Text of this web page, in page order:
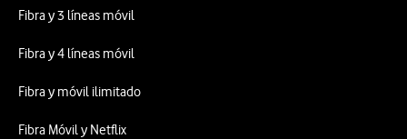
Fibra y 3 líneas móvil
Fibra y 4 líneas móvil
Fibra y móvil ilimitado
Fibra Móvil y Netflix